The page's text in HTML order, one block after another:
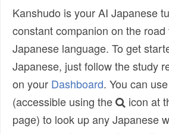
Kanshudo is your AI Japanese
constant companion on the
Japanese language. To get
Japanese, just follow the study
on your Dashboard. You can use
(accessible using the
icon at
page) to look up any Japanese